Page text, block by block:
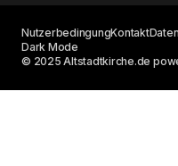
© 2025 Altstadtkirche.de
NutzerbedingungKontakt
Dark Mode